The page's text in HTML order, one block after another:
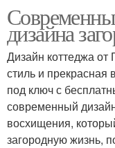
дизайна
Дизайн коттеджа
стиль и прекрасная
под ключ с
современный
восхищения,
загородную жизнь,